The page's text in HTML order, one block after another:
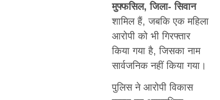
मुफ्फसिल, जिला- सिवान
शामिल हैं, जबकि एक महिला
आरोपी को भी गिरफ्तार
किया गया है, जिसका नाम
सार्वजनिक नहीं किया गया।
पुलिस ने आरोपी विकास